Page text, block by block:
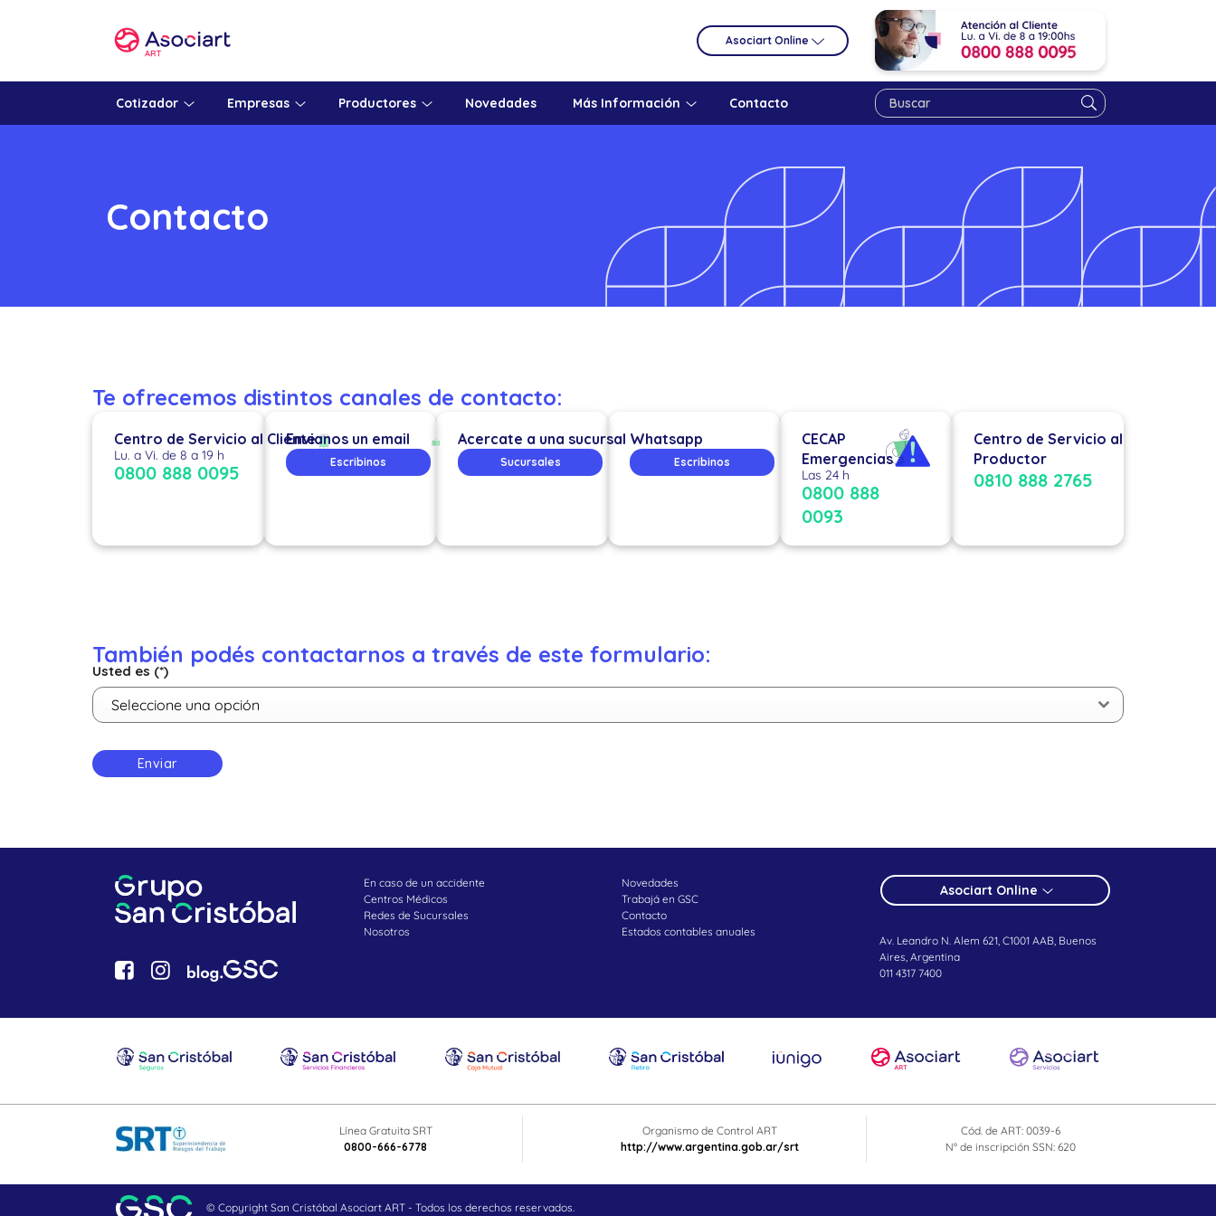
Asociart Online
Cotizador Empresas Productores Novedades Más Información Contacto
Contacto
Te ofrecemos distintos canales de contacto:
Centro de Servicio al Cliente
Lu. a Vi. de 8 a 19 h
0800 888 0095
Envianos un email
Escribinos
Acercate a una sucursal
Sucursales
Whatsapp
Escribinos
CECAP
Emergencias
Las 24 h
0800 888
0093
Centro de Servicio al
Productor
0810 888 2765
También podés contactarnos a través de este formulario:
Usted es (*)
Seleccione una opción
Enviar
En caso de un accidente
Centros Médicos
Redes de Sucursales
Nosotros
Novedades
Trabajá en GSC
Contacto
Estados contables anuales
Asociart Online
Av. Leandro N. Alem 621, C1001 AAB, Buenos
Aires, Argentina
011 4317 7400
Cód. de ART: 0039-6
N° de inscripción SSN: 620
Organismo de Control ART
http://www.argentina.gob.ar/srt
Línea Gratuita SRT
0800-666-6778
© Copyright San Cristóbal Asociart ART - Todos los derechos reservados.